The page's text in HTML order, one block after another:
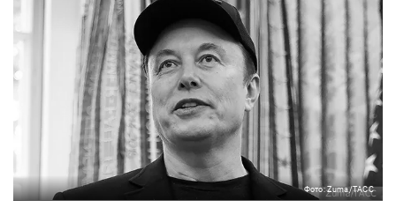
Фото: Zuma/ТАСС